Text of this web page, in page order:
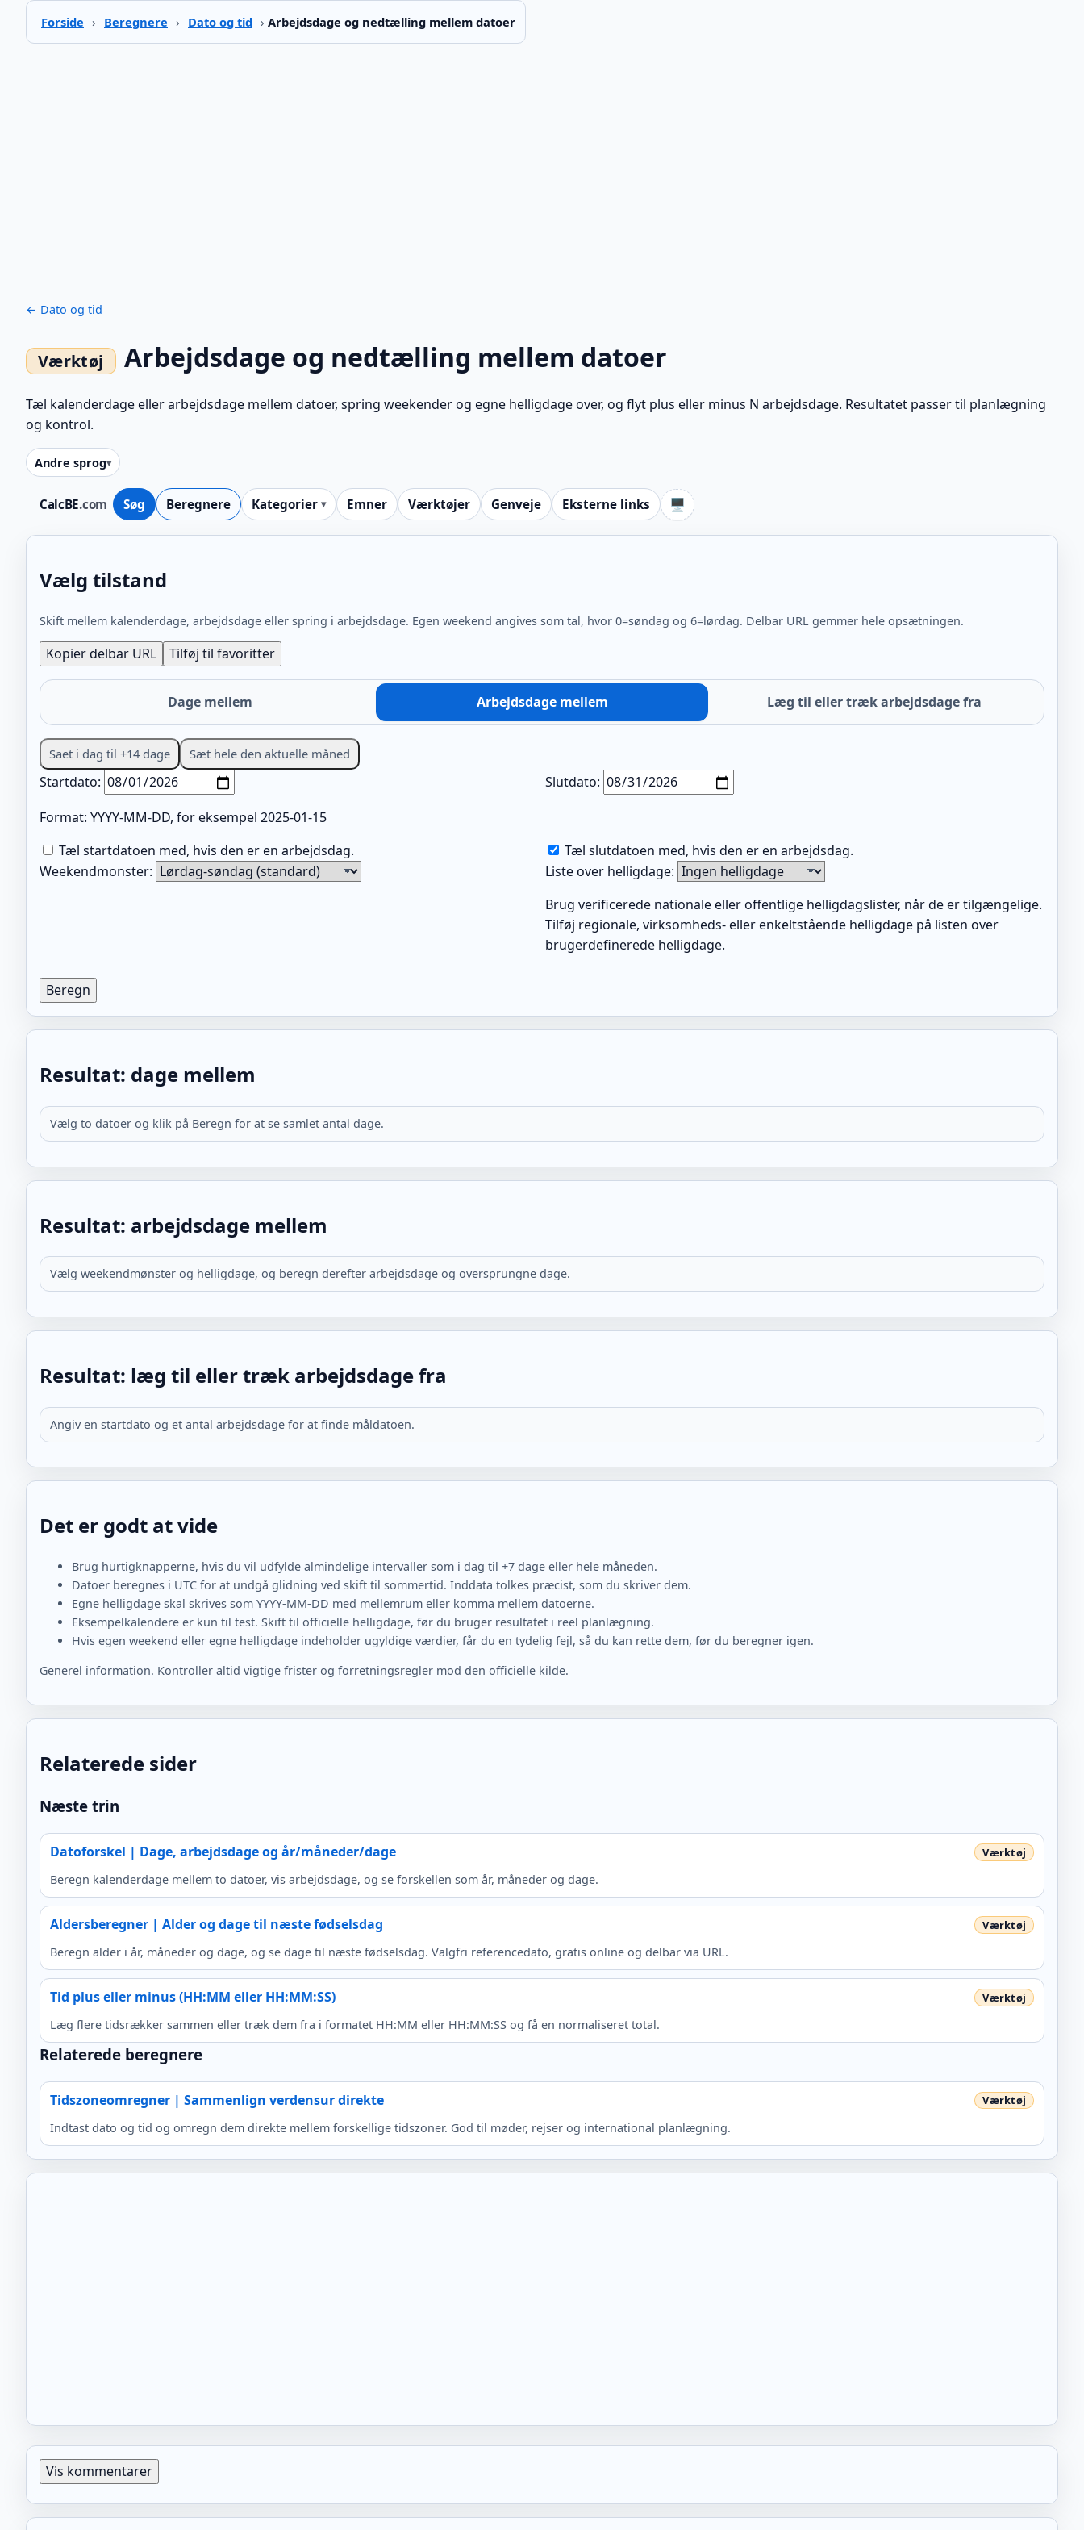
Forside › Beregnere › Dato og tid › Arbejdsdage og nedtælling mellem datoer
CalcBE.com Søg Beregnere Kategorier Emner Værktøjer Genveje Eksterne links 🖥️
← Dato og tid
Arbejdsdage og nedtælling mellem datoer
Tæl kalenderdage eller arbejdsdage mellem datoer, spring weekender og egne helligdage over, og flyt plus eller minus N arbejdsdage. Resultatet passer til planlægning
og kontrol.
Andre sprog
Vælg tilstand
Skift mellem kalenderdage, arbejdsdage eller spring i arbejdsdage. Egen weekend angives som tal, hvor 0=søndag og 6=lørdag. Delbar URL gemmer hele opsætningen.
Kopier delbar URL Tilføj til favoritter
Dage mellem Arbejdsdage mellem Læg til eller træk arbejdsdage fra
Saet i dag til +14 dage Sæt hele den aktuelle måned
Startdato:
Format: YYYY-MM-DD, for eksempel 2025-01-15
Slutdato:
Tæl startdatoen med, hvis den er en arbejdsdag.
Tæl slutdatoen med, hvis den er en arbejdsdag.
Weekendmonster:
Liste over helligdage:
Brug verificerede nationale eller offentlige helligdagslister, når de er tilgængelige.
Tilføj regionale, virksomheds- eller enkeltstående helligdage på listen over
brugerdefinerede helligdage.
Beregn
Resultat: dage mellem
Vælg to datoer og klik på Beregn for at se samlet antal dage.
Resultat: arbejdsdage mellem
Vælg weekendmønster og helligdage, og beregn derefter arbejdsdage og oversprungne dage.
Resultat: læg til eller træk arbejdsdage fra
Angiv en startdato og et antal arbejdsdage for at finde måldatoen.
Det er godt at vide
Brug hurtigknapperne, hvis du vil udfylde almindelige intervaller som i dag til +7 dage eller hele måneden.
Datoer beregnes i UTC for at undgå glidning ved skift til sommertid. Inddata tolkes præcist, som du skriver dem.
Egne helligdage skal skrives som YYYY-MM-DD med mellemrum eller komma mellem datoerne.
Eksempelkalendere er kun til test. Skift til officielle helligdage, før du bruger resultatet i reel planlægning.
Hvis egen weekend eller egne helligdage indeholder ugyldige værdier, får du en tydelig fejl, så du kan rette dem, før du beregner igen.
Generel information. Kontroller altid vigtige frister og forretningsregler mod den officielle kilde.
Relaterede sider
Næste trin
Datoforskel | Dage, arbejdsdage og år/måneder/dage
Beregn kalenderdage mellem to datoer, vis arbejdsdage, og se forskellen som år, måneder og dage.
Aldersberegner | Alder og dage til næste fødselsdag
Beregn alder i år, måneder og dage, og se dage til næste fødselsdag. Valgfri referencedato, gratis online og delbar via URL.
Tid plus eller minus (HH:MM eller HH:MM:SS)
Læg flere tidsrækker sammen eller træk dem fra i formatet HH:MM eller HH:MM:SS og få en normaliseret total.
Relaterede beregnere
Tidszoneomregner | Sammenlign verdensur direkte
Indtast dato og tid og omregn dem direkte mellem forskellige tidszoner. God til møder, rejser og international planlægning.
Vis kommentarer